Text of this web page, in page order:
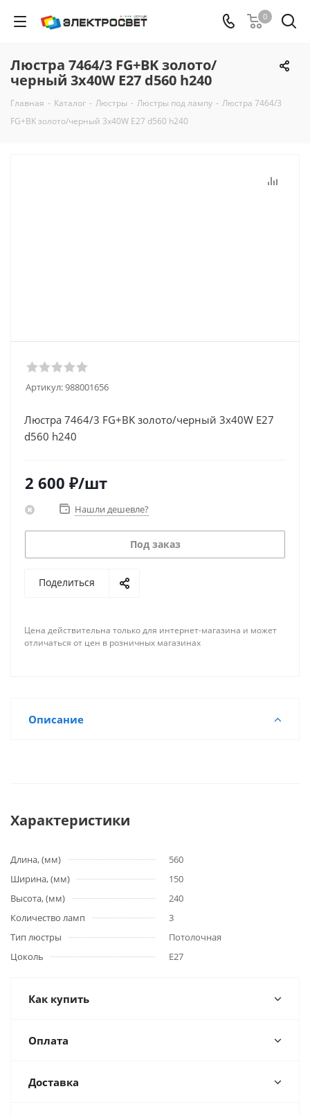
0
Люстра 7464/3 FG+BK золото/
черный 3х40W E27 d560 h240
Главная - Каталог - Люстры - Люстры под лампу - Люстра 7464/3
FG+BK золото/черный 3х40W E27 d560 h240
Артикул:988001656
Люстра 7464/3 FG+BK золото/черный 3х40W E27
d560 h240
2 600 ₽/шт
Нашли дешевле?
Под заказ
Поделиться
Цена действительна только для интернет-магазина и может
отличаться от цен в розничных магазинах
Описание
Характеристики
Длина, (мм)
560
Ширина, (мм)
150
Высота, (мм)
240
Количество ламп
3
Тип люстры
Потолочная
Цоколь
E27
Как купить
Оплата
Доставка